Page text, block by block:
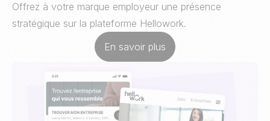
Offrez à votre marque employeur une présence
stratégique sur la plateforme Hellowork.
En savoir plus